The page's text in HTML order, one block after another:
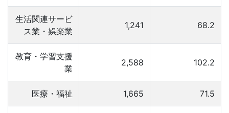
生活関連サービ
ス業・娯楽業
1,241 68.2
教育・学習支援
業
2,588 102.2
医療・福祉 1,665 71.5